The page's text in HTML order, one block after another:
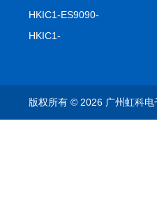
击记录仪
HKIC1-ES9090-
setA100/1000base-T1
HKIC1-
析仪
版权所有 © 2026 广州虹科电